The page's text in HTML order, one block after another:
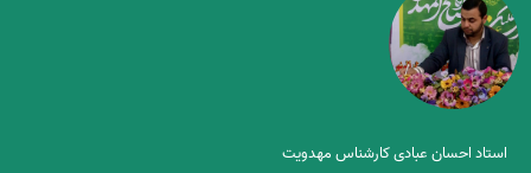
استاد احسان عبادی کارشناس مهدویت